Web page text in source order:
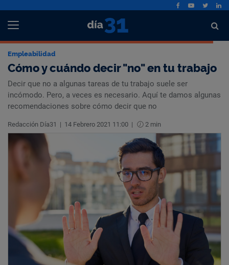
Empleabilidad
Cómo y cuándo decir "no" en tu trabajo
Decir que no a algunas tareas de tu trabajo suele ser
incómodo. Pero, a veces es necesario. Aquí te damos algunas
recomendaciones sobre cómo decir que no
Redacción Día31 | 14 Febrero 2021 11:00 | 2 min